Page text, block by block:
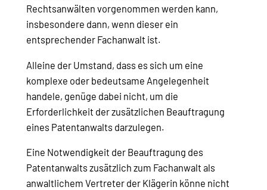
Rechtsanwälten vorgenommen werden kann,
insbesondere dann, wenn dieser ein
entsprechender Fachanwalt ist.
Alleine der Umstand, dass es sich um eine
komplexe oder bedeutsame Angelegenheit
handele, genüge dabei nicht, um die
Erforderlichkeit der zusätzlichen Beauftragung
eines Patentanwalts darzulegen.
Eine Notwendigkeit der Beauftragung des
Patentanwalts zusätzlich zum Fachanwalt als
anwaltlichem Vertreter der Klägerin könne nicht